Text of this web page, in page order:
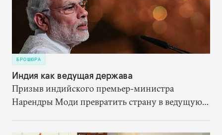
БРОШЮРА
Индия как ведущая держава
Призыв индийского премьер-министра
Нарендры Моди превратить страну в ведущую